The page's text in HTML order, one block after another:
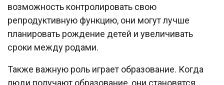
возможность контролировать свою
репродуктивную функцию, они могут лучше
планировать рождение детей и увеличивать
сроки между родами.
Также важную роль играет образование. Когда
люди получают образование, они становятся